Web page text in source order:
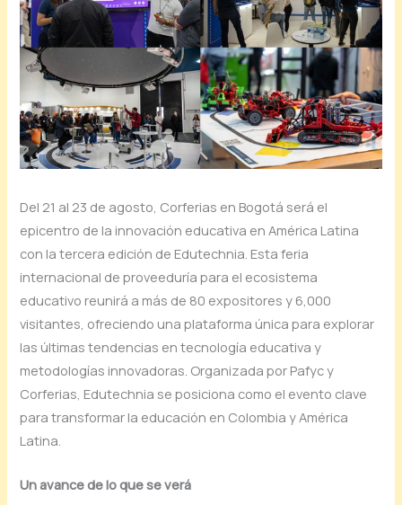
Del 21 al 23 de agosto, Corferias en Bogotá será el
epicentro de la innovación educativa en América Latina
con la tercera edición de Edutechnia. Esta feria
internacional de proveeduría para el ecosistema
educativo reunirá a más de 80 expositores y 6,000
visitantes, ofreciendo una plataforma única para explorar
las últimas tendencias en tecnología educativa y
metodologías innovadoras. Organizada por Pafyc y
Corferias, Edutechnia se posiciona como el evento clave
para transformar la educación en Colombia y América
Latina.
Un avance de lo que se verá